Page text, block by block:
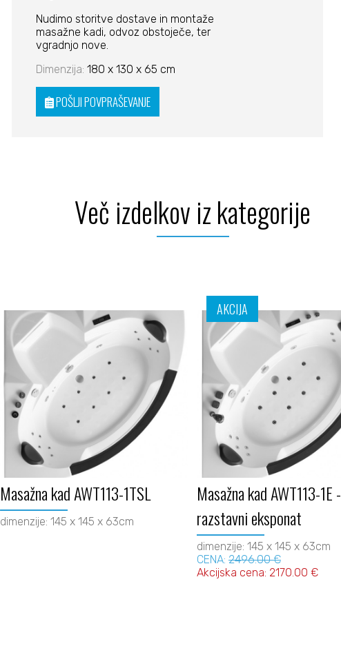
Nudimo storitve dostave in montaže
masažne kadi, odvoz obstoječe, ter
vgradnjo nove.
Dimenzija: 180 x 130 x 65 cm
POŠLJI POVPRAŠEVANJE
Več izdelkov iz kategorije
Masažna kad AWT113-1TSL
dimenzije: 145 x 145 x 63cm
AKCIJA
Masažna kad AWT113-1E -
razstavni eksponat
dimenzije: 145 x 145 x 63cm
CENA: 2496.00 €
Akcijska cena: 2170.00 €